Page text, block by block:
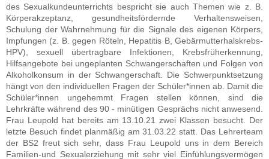
des Sexualkundeunterrichts bespricht sie auch Themen wie z. B.
Körperakzeptanz, gesundheitsfördernde Verhaltensweisen,
Schulung der Wahrnehmung für die Signale des eigenen Körpers,
Impfungen (z. B. gegen Röteln, Hepatitis B, Gebärmutterhalskrebs-
HPV), sexuell übertragbare Infektionen, Krebsfrüherkennung,
Hilfsangebote bei ungeplanten Schwangerschaften und Folgen von
Alkoholkonsum in der Schwangerschaft. Die Schwerpunktsetzung
hängt von den individuellen Fragen der Schüler*innen ab. Damit die
Schüler*innen ungehemmt Fragen stellen können, sind die
Lehrkräfte während des 90 - minütigen Gesprächs nicht anwesend.
Frau Leupold hat bereits am 13.10.21 zwei Klassen besucht. Der
letzte Besuch findet planmäßig am 31.03.22 statt. Das Lehrerteam
der BS2 freut sich sehr, dass Frau Leupold uns in dem Bereich
Familien-und Sexualerziehung mit sehr viel Einfühlungsvermögen